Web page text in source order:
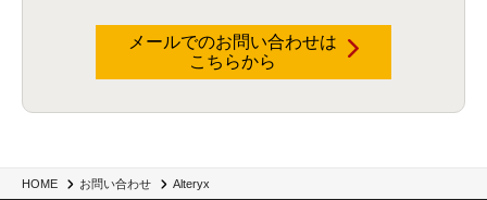
HOME お問い合わせ Alteryx
メールでのお問い合わせは
こちらから